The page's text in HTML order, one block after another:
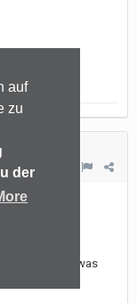
auf
zu
der
du mir etwas